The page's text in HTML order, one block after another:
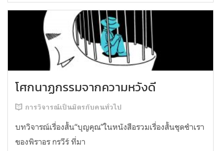
โศกนาฏกรรมจากความหวังดี
การวิจารณ์เป็นมิตรกับคนทั่วไป
บทวิจารณ์เรื่องสั้น“บุญคุณ”ในหนังสือรวมเรื่องสั้นชุดชำเรา
ของพิราอร กรวีร์ ที่มา